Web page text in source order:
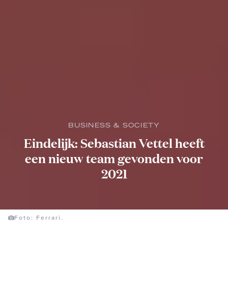
BUSINESS & SOCIETY
Eindelijk: Sebastian Vettel heeft
een nieuw team gevonden voor
2021
Foto: Ferrari.